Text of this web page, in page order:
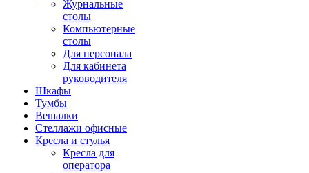
Журнальные
столы
Компьютерные
столы
Для персонала
Для кабинета
руководителя
Шкафы
Тумбы
Вешалки
Стеллажи офисные
Кресла и стулья
Кресла для
оператора